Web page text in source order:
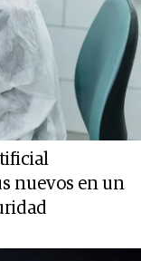
nuevos en un